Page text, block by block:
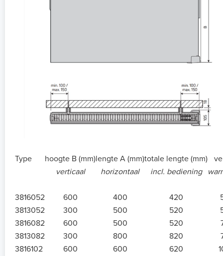
Type hoogte B (mm)lengte A (mm)totale lengte (mm)
verticaal
horizontaal incl. bediening
3816052 600 400 420
3813052
300 500 520
3816082
600 500 520
3813082
300 800 820
3816102
600 600 620